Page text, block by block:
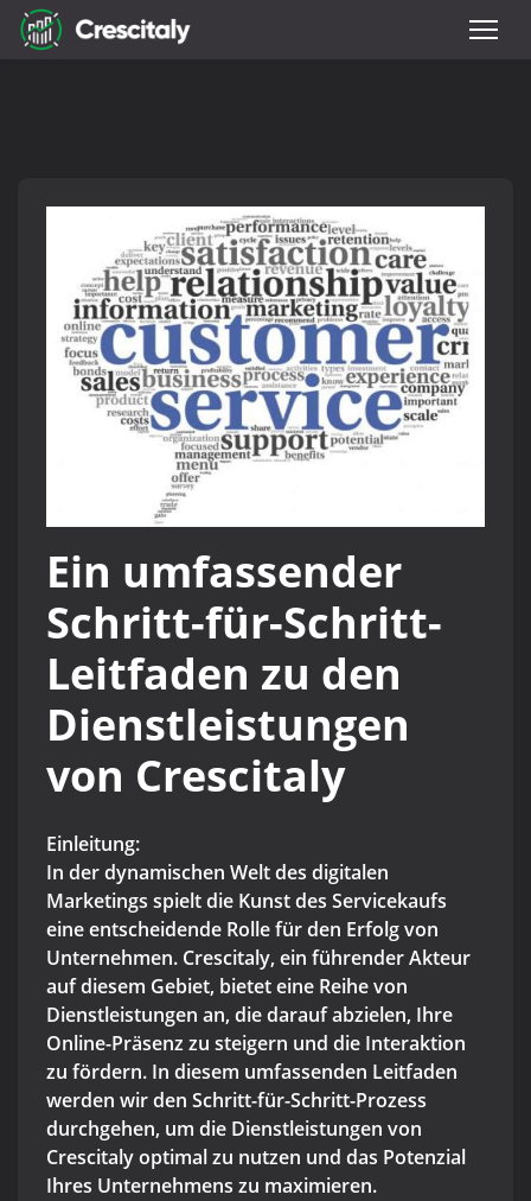
Ein umfassender
Schritt-für-Schritt-
Leitfaden zu den
Dienstleistungen
von Crescitaly
Einleitung:
In der dynamischen Welt des digitalen
Marketings spielt die Kunst des Servicekaufs
eine entscheidende Rolle für den Erfolg von
Unternehmen. Crescitaly, ein führender Akteur
auf diesem Gebiet, bietet eine Reihe von
Dienstleistungen an, die darauf abzielen, Ihre
Online-Präsenz zu steigern und die Interaktion
zu fördern. In diesem umfassenden Leitfaden
werden wir den Schritt-für-Schritt-Prozess
durchgehen, um die Dienstleistungen von
Crescitaly optimal zu nutzen und das Potenzial
Ihres Unternehmens zu maximieren.